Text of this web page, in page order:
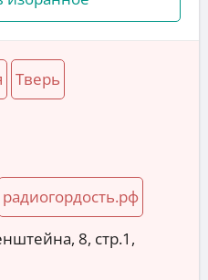
Тверь
радиогордость.рф
8, стр.1,